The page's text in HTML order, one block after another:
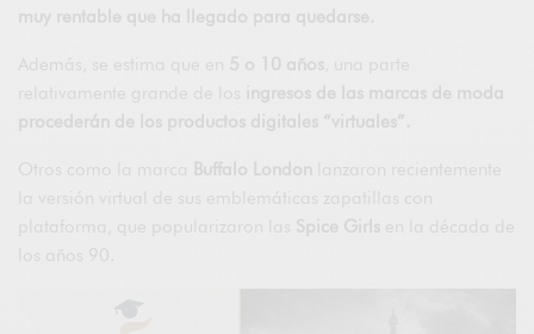
muy rentable que ha llegado para quedarse.
Además, se estima que en 5 o 10 años , una parte
relativamente grande de los
ingresos de las marcas de moda
procederán de los productos digitales “virtuales”.
Buffalo London lanzaron recientemente
la versión virtual de sus emblemáticas zapatillas con
plataforma, que popularizaron las
Spice Girls en la década de
los años 90.